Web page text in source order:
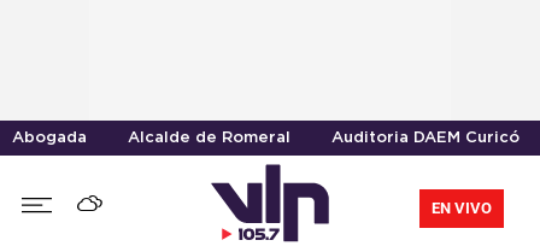
Abogada Alcalde de Romeral Auditoria DAEM Curicó
EN VIVO